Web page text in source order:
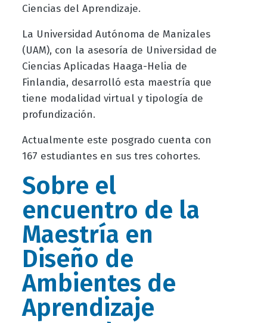
Ciencias del Aprendizaje.
La Universidad Autónoma de Manizales
(UAM), con la asesoría de Universidad de
Ciencias Aplicadas Haaga-Helia de
Finlandia, desarrolló esta maestría que
tiene modalidad virtual y tipología de
profundización.
Actualmente este posgrado cuenta con
167 estudiantes en sus tres cohortes.
Sobre el
encuentro de la
Maestría en
Diseño de
Ambientes de
Aprendizaje